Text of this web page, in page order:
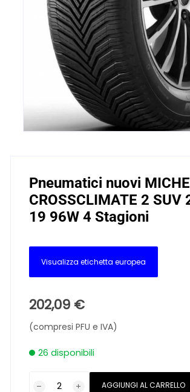
Pneumatici nuovi
CROSSCLIMATE 2 SUV
19 96W 4 Stagioni
Visualizza etichetta europea
202,09 €
(compresi PFU e IVA)
26 disponibili
AGGIUNGI AL CARRELLO